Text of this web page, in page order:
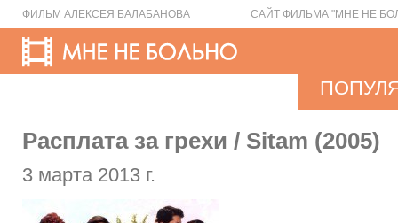
ФИЛЬМ АЛЕКСЕЯ БАЛАБАНОВА САЙТ ФИЛЬМА "МНЕ НЕ
Расплата за грехи / Sitam (2005)
3 марта 2013 г.